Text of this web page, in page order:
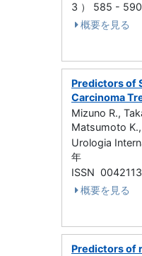
3 ） 585 -
概要を見る
Predictors of
Carcinoma
Mizuno R.,
Matsumoto
Urologia
年
ISSN
概要を見る
Predictors of